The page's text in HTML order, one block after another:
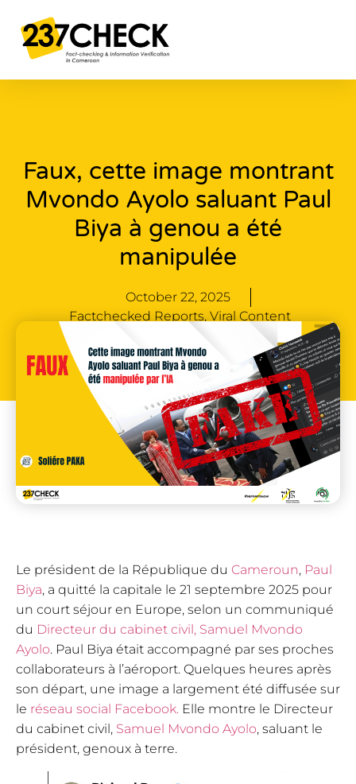
Faux, cette image montrant
Mvondo Ayolo saluant Paul
Biya à genou a été
manipulée
October 22, 2025
Factchecked Reports, Viral Content
Le président de la République du Cameroun, Paul
Biya, a quitté la capitale le 21 septembre 2025 pour
un court séjour en Europe, selon un communiqué
du Directeur du cabinet civil, Samuel Mvondo
Ayolo. Paul Biya était accompagné par ses proches
collaborateurs à l’aéroport. Quelques heures après
son départ, une image a largement été diffusée sur
le réseau social Facebook. Elle montre le Directeur
du cabinet civil, Samuel Mvondo Ayolo, saluant le
président, genoux à terre.